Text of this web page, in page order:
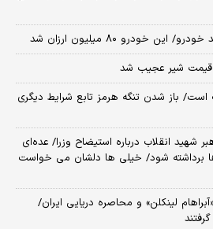
خودرو ۸۰ میلیون ارزان شد
قیمت شیر عجیب شد
است/ باز شدن تنگه هرمز تابع شرایط دیگری
شهید انقلاب درباره استیضاح وزرا/ عده‌ای
برداشته شود/ خیلی ها دلشان می خواست
لینکلن» و محاصره دریایی ایران/